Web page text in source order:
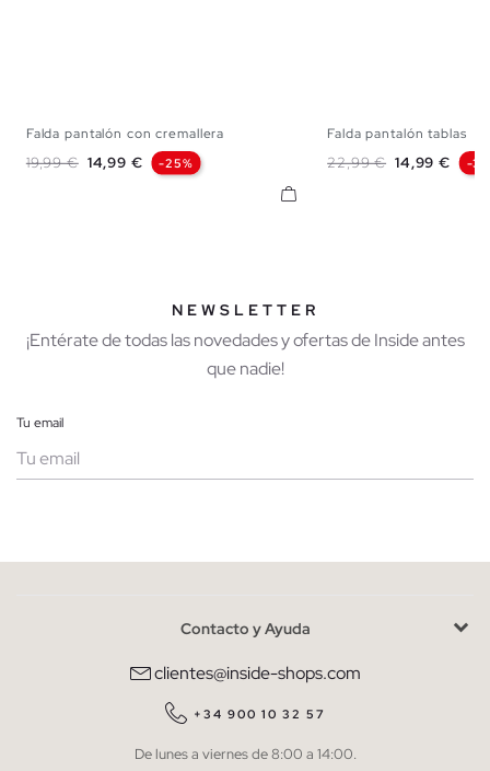
Falda pantalón con cremallera
Precio base
19,99 € Precio
14,99 € -25%
Falda pantalón tablas
Precio base
22,99 € Precio
14,99 € -
NEWSLETTER
¡Entérate de todas las novedades y ofertas de Inside antes
que nadie!
Tu email
He leído y entiendo lapolítica de privacidad
QUIERO SUSCRIBIRME
* Puedes cancelar la suscripción en cualquier momento.
Contacto y Ayuda
clientes@inside-shops.com
+34 900 10 32 57
De lunes a viernes de 8:00 a 14:00.